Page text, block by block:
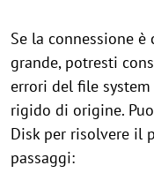
Se la connessione
grande, potresti
errori del file
rigido di origine.
Disk per risolvere il
passaggi: